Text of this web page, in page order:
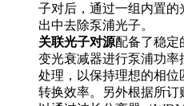
子对后，通过一组内置
出中去除泵浦光子。
关联光子对源配备了稳定
变光衰减器进行泵浦功率
处理，以保持理想的相
转换效率。另外根据所